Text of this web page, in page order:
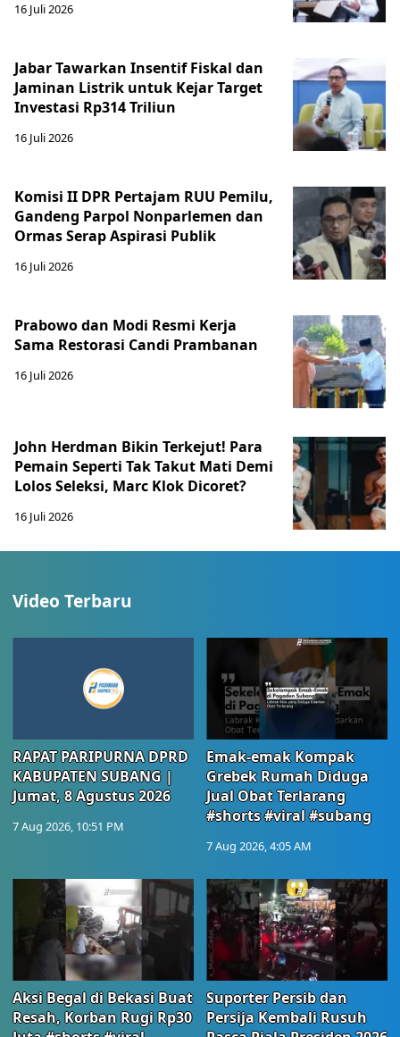
16 Juli 2026
Jabar Tawarkan Insentif Fiskal dan
Jaminan Listrik untuk Kejar Target
Investasi Rp314 Triliun
16 Juli 2026
Komisi II DPR Pertajam RUU Pemilu,
Gandeng Parpol Nonparlemen dan
Ormas Serap Aspirasi Publik
16 Juli 2026
Prabowo dan Modi Resmi Kerja
Sama Restorasi Candi Prambanan
16 Juli 2026
John Herdman Bikin Terkejut! Para
Pemain Seperti Tak Takut Mati Demi
Lolos Seleksi, Marc Klok Dicoret?
16 Juli 2026
Video Terbaru
RAPAT PARIPURNA DPRD
KABUPATEN SUBANG |
Jumat, 8 Agustus 2026
7 Aug 2026, 10:51 PM
Emak-emak Kompak
Grebek Rumah Diduga
Jual Obat Terlarang
#shorts #viral #subang
7 Aug 2026, 4:05 AM
Aksi Begal di Bekasi Buat
Resah, Korban Rugi Rp30
Suporter Persib dan
Persija Kembali Rusuh